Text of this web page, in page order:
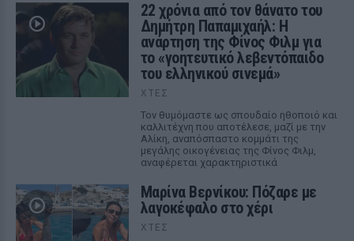
22 χρόνια από τον θάνατο του
Δημήτρη Παπαμιχαήλ: Η
ανάρτηση της Φίνος Φιλμ για
το «γοητευτικό λεβεντόπαιδο
του ελληνικού σινεμά»
ΧΤΕΣ
Τον θυμόμαστε ως σπουδαίο ηθοποιό και
καλλιτέχνη που αποτέλεσε, μαζί με την
Αλίκη, αναπόσπαστο κομμάτι της
μεγάλης οικογένειας της Φίνος Φιλμ,
αναφέρεται χαρακτηριστικά
Μαρίνα Βερνίκου: Πόζαρε με
λαγοκέφαλο στο χέρι
ΧΤΕΣ